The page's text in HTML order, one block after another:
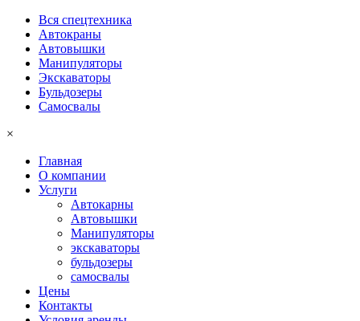
Вся спецтехника
Автокраны
Автовышки
Манипуляторы
Экскаваторы
Бульдозеры
Самосвалы
×
Главная
О компании
Услуги
Автокарны
Автовышки
Манипуляторы
экскаваторы
бульдозеры
самосвалы
Цены
Контакты